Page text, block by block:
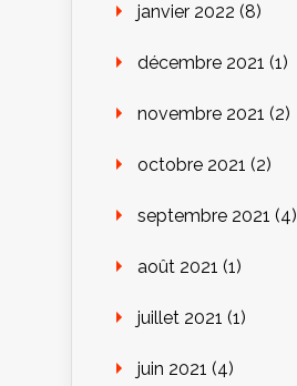
janvier 2022 (8)
décembre 2021 (1)
novembre 2021 (2)
octobre 2021 (2)
septembre 2021 (4)
août 2021 (1)
juillet 2021 (1)
juin 2021 (4)